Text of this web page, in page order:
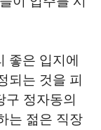
좋은 입지에
되는 것을 피
구 정자동의
는 젊은 직장